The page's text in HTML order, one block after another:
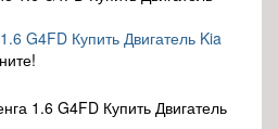
G4FD Купить Двигатель Kia